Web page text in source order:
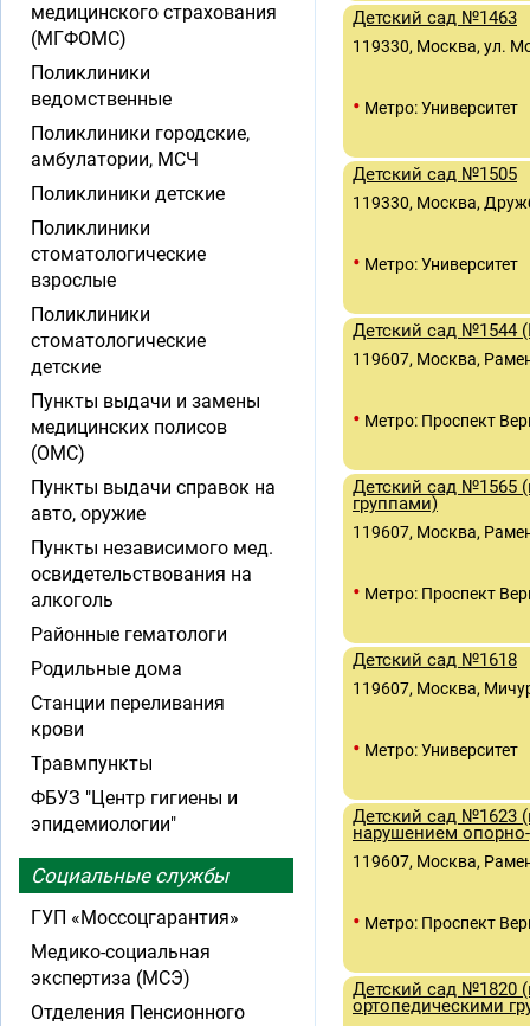
Детский сад №1463
119330, Москва, ул.
• Метро: Университет
Детский сад №1505
119330, Москва,
• Метро: Университет
Детский сад №1544
119607, Москва,
• Метро: Проспект
Детский сад №1565
группами)
119607, Москва,
• Метро: Проспект
Детский сад №1618
119607, Москва,
• Метро: Университет
Детский сад №1623
нарушением опорно-
119607, Москва,
• Метро: Проспект
Детский сад №1820
ортопедическими
медицинского страхования
(МГФОМС)
Поликлиники
ведомственные
Поликлиники городские,
амбулатории, МСЧ
Поликлиники детские
Поликлиники
стоматологические
взрослые
Поликлиники
стоматологические
детские
Пункты выдачи и замены
медицинских полисов
(ОМС)
Пункты выдачи справок на
авто, оружие
Пункты независимого мед.
освидетельствования на
алкоголь
Районные гематологи
Родильные дома
Станции переливания
крови
Травмпункты
ФБУЗ "Центр гигиены и
эпидемиологии"
Социальные службы
ГУП «Моссоцгарантия»
Медико-социальная
экспертиза (МСЭ)
Отделения Пенсионного